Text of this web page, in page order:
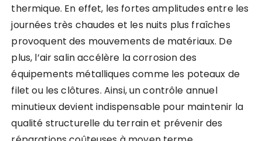
thermique. En effet, les fortes amplitudes entre les
journées très chaudes et les nuits plus fraîches
provoquent des mouvements de matériaux. De
plus, l’air salin accélère la corrosion des
équipements métalliques comme les poteaux de
filet ou les clôtures. Ainsi, un contrôle annuel
minutieux devient indispensable pour maintenir la
qualité structurelle du terrain et prévenir des